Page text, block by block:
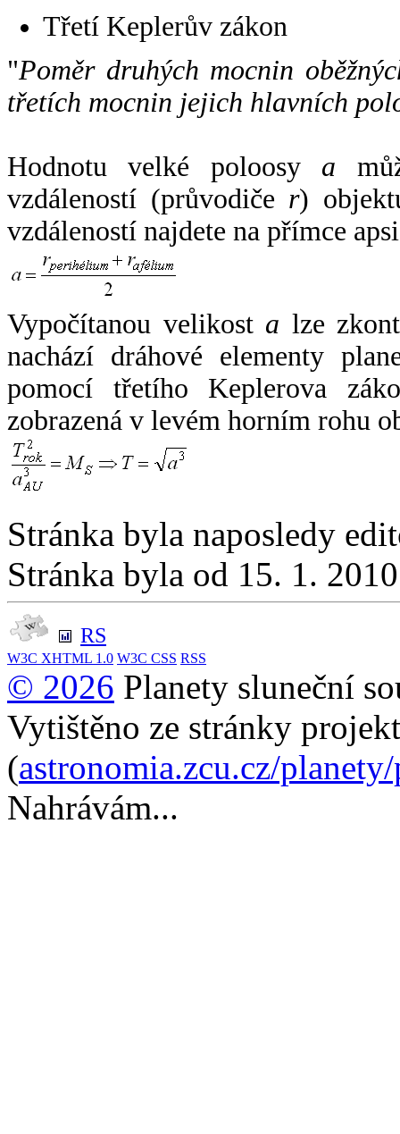
Třetí Keplerův zákon
"Poměr druhých mocnin
třetích mocnin jejich hlavních
Hodnotu velké poloosy a
vzdáleností (průvodiče r)
vzdáleností najdete na přímce
Vypočítanou velikost a lze
nachází dráhové elementy
pomocí třetího Keplerova
zobrazená v levém horním rohu
Stránka byla naposledy
Stránka byla od 15. 1.
RS
W3C XHTML 1.0 W3C CSS RSS
© 2026 Planety sluneční
Vytištěno ze stránky
(astronomia.zcu.cz/
Nahrávám...